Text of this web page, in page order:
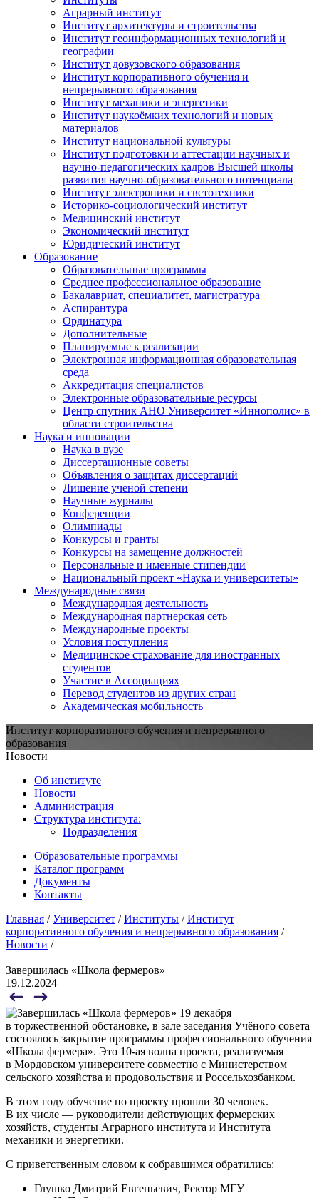
Аграрный институт
Институт архитектуры и строительства
Институт геоинформационных технологий и
географии
Институт довузовского образования
Институт корпоративного обучения и
непрерывного образования
Институт механики и энергетики
Институт наукоёмких технологий и новых
материалов
Институт национальной культуры
Институт подготовки и аттестации научных и
научно-педагогических кадров Высшей школы
развития научно-образовательного потенциала
Институт электроники и светотехники
Историко-социологический институт
Медицинский институт
Экономический институт
Юридический институт
Образование
Образовательные программы
Среднее профессиональное образование
Бакалавриат, специалитет, магистратура
Аспирантура
Ординатура
Дополнительные
Планируемые к реализации
Электронная информационная образовательная
среда
Аккредитация специалистов
Электронные образовательные ресурсы
Центр спутник АНО Университет «Иннополис» в
области строительства
Наука и инновации
Наука в вузе
Диссертационные советы
Объявления о защитах диссертаций
Лишение ученой степени
Научные журналы
Конференции
Олимпиады
Конкурсы и гранты
Конкурсы на замещение должностей
Персональные и именные стипендии
Национальный проект «Наука и университеты»
Международные связи
Международная деятельность
Международная партнерская сеть
Международные проекты
Условия поступления
Медицинское страхование для иностранных
студентов
Участие в Ассоциациях
Перевод студентов из других стран
Академическая мобильность
Институт корпоративного обучения и непрерывного
образования
Новости
Об институте
Новости
Администрация
Структура института:
Подразделения
Образовательные программы
Каталог программ
Документы
Контакты
Главная /Университет /Институты /Институт
корпоративного обучения и непрерывного образования /
Новости /
Завершилась «Школа фермеров»
19.12.2024
19 декабря
в торжественной обстановке, в зале заседания Учёного совета
состоялось закрытие программы профессионального обучения
«Школа фермера». Это 10-ая волна проекта, реализуемая
в Мордовском университете совместно с Министерством
сельского хозяйства и продовольствия и Россельхозбанком.
В этом году обучение по проекту прошли 30 человек.
В их числе — руководители действующих фермерских
хозяйств, студенты Аграрного института и Института
механики и энергетики.
С приветственным словом к собравшимся обратились:
Глушко Дмитрий Евгеньевич, Ректор МГУ